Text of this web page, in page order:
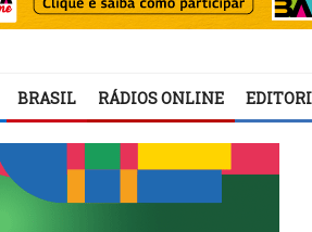
BRASIL RÁDIOS ONLINE